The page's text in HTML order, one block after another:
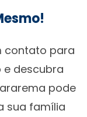
contato para
descubra
pode
sua família